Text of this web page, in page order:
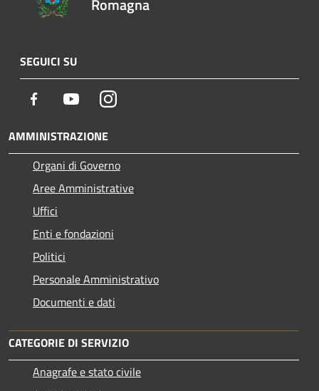
SEGUICI SU
Facebook YoutubeInstagram
AMMINISTRAZIONE
Organi di Governo
Aree Amministrative
Uffici
Enti e fondazioni
Politici
Personale Amministrativo
Documenti e dati
CATEGORIE DI SERVIZIO
Anagrafe e stato civile